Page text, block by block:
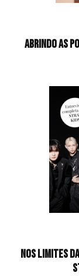
Abrindo as
Nos limites